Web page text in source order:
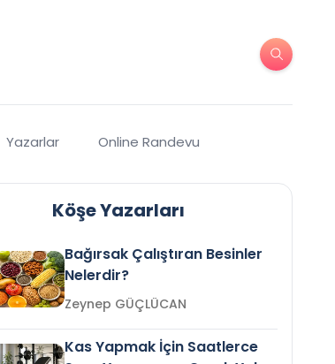
Yazarlar Online Randevu
Köşe Yazarları
Bağırsak Çalıştıran Besinler
Nelerdir?
Zeynep GÜÇLÜCAN
Kas Yapmak İçin Saatlerce